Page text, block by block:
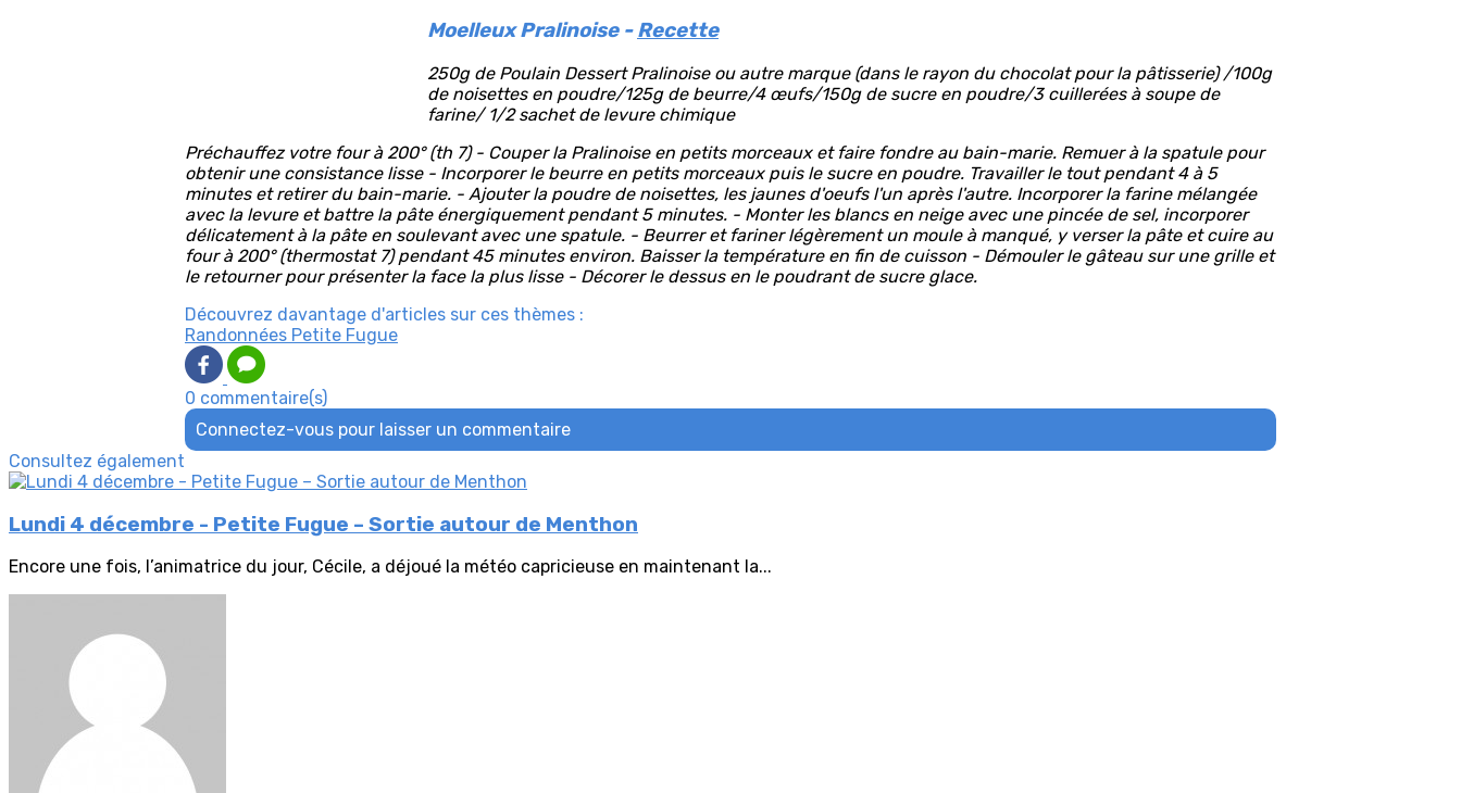
Moelleux Pralinoise -Recette
250g de Poulain Dessert Pralinoise ou autre marque (dans le rayon du chocolat pour la pâtisserie) /100g
de noisettes en poudre/125g de beurre/4 œufs/150g de sucre en poudre/3 cuillerées à soupe de
farine/ 1/2 sachet de levure chimique
Préchauffez votre four à 200° (th 7) - Couper la Pralinoise en petits morceaux et faire fondre au bain-marie. Remuer à la spatule pour
obtenir une consistance lisse - Incorporer le beurre en petits morceaux puis le sucre en poudre. Travailler le tout pendant 4 à 5
minutes et retirer du bain-marie. - Ajouter la poudre de noisettes, les jaunes d'oeufs l'un après l'autre. Incorporer la farine mélangée
avec la levure et battre la pâte énergiquement pendant 5 minutes. - Monter les blancs en neige avec une pincée de sel, incorporer
délicatement à la pâte en soulevant avec une spatule. - Beurrer et fariner légèrement un moule à manqué, y verser la pâte et cuire au
four à 200° (thermostat 7) pendant 45 minutes environ. Baisser la température en fin de cuisson - Démouler le gâteau sur une grille et
le retourner pour présenter la face la plus lisse - Décorer le dessus en le poudrant de sucre glace.
Découvrez davantage d'articles sur ces thèmes :
Randonnées Petite Fugue
0 commentaire(s)
Connectez-vous pour laisser un commentaire
Consultez également
Lundi 4 décembre - Petite Fugue – Sortie autour de Menthon
Encore une fois, l’animatrice du jour, Cécile, a déjoué la météo capricieuse en maintenant la...